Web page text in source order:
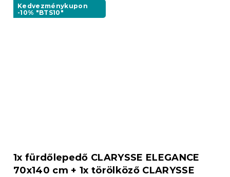
Kedvezménykupon
-10% "BTS10"
1x fürdőlepedő CLARYSSE ELEGANCE
70x140 cm + 1x törölköző CLARYSSE